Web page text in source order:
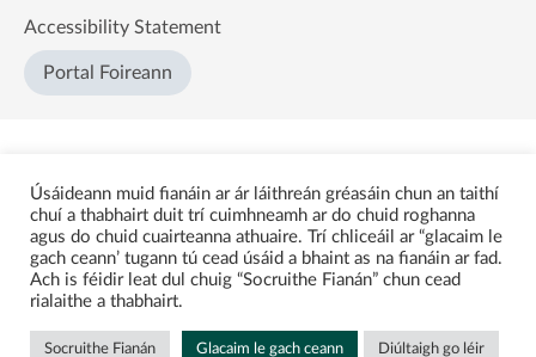
Accessibility Statement
Portal Foireann
Úsáideann muid fianáin ar ár láithreán gréasáin chun an taithí
chuí a thabhairt duit trí cuimhneamh ar do chuid roghanna
agus do chuid cuairteanna athuaire. Trí chliceáil ar “glacaim le
gach ceann’ tugann tú cead úsáid a bhaint as na fianáin ar fad.
Ach is féidir leat dul chuig “Socruithe Fianán” chun cead
rialaithe a thabhairt.
Socruithe Fianán Glacaim le gach ceann Diúltaigh go léir